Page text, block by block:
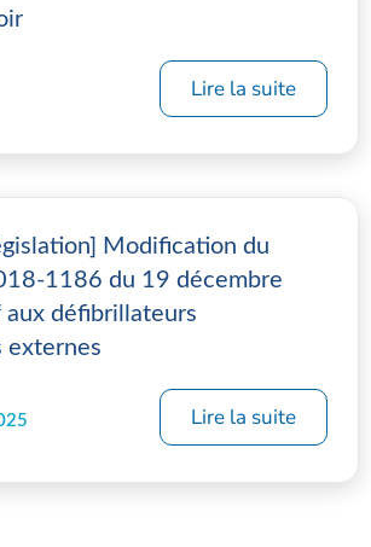
Lire la suite
Modification du
1186 du 19 décembre
défibrillateurs
externes
Lire la suite